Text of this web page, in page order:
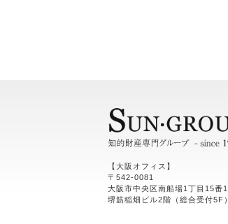
【大阪オフィス】
〒542-0081
大阪市中央区南船場1丁目15番
堺筋稲畑ビル2階（総合受付5F）